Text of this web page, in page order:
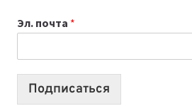
2026:
10
Эл. почта *
Подписаться